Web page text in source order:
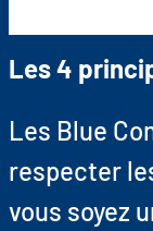
Les 4
Les Blue
respecter
vous soyez